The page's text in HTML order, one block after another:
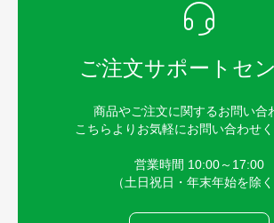
ご注文サポートセ
商品やご注文に関するお問い合
こちらよりお気軽にお問い合わせく
営業時間 10:00～17:00
（土日祝日・年末年始を除く